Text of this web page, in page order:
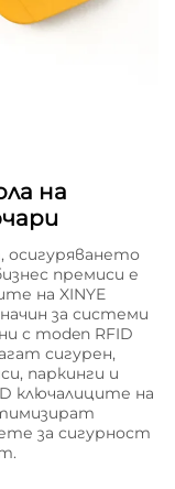
на
осигуряването
премиси е
на XINYE
за системи
с moden RFID
сигурен,
паркинги и
ключалиците на
за сигурност